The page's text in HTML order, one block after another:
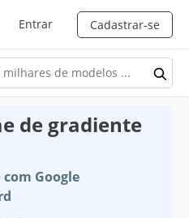
Entrar Cadastrar-se
de gradiente
Google